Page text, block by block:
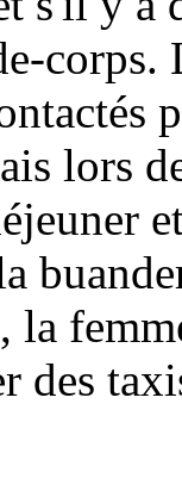
corps.
lors
des